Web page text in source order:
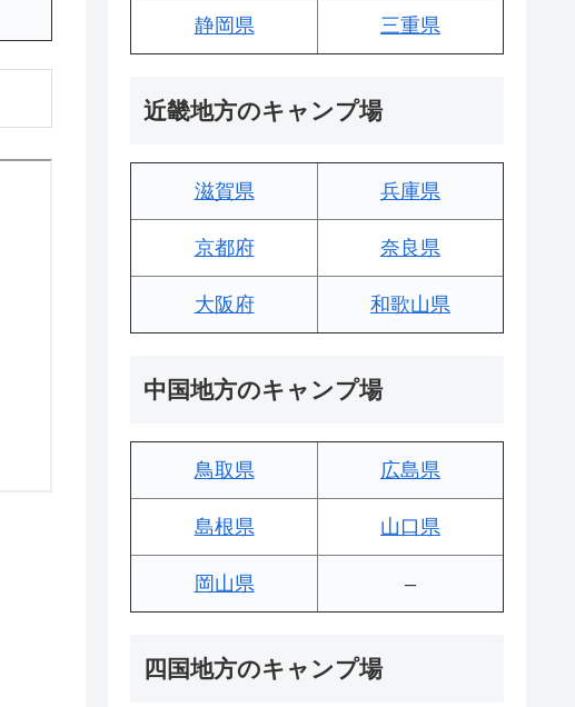
静岡県 三重県
近畿地方のキャンプ場
滋賀県 兵庫県
京都府 奈良県
大阪府 和歌山県
中国地方のキャンプ場
鳥取県 広島県
島根県 山口県
岡山県 –
四国地方のキャンプ場